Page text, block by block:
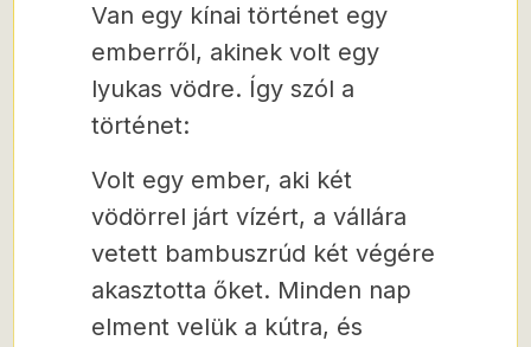
Van egy kínai történet egy
emberről, akinek volt egy
lyukas vödre. Így szól a
történet:
Volt egy ember, aki két
vödörrel járt vízért, a vállára
vetett bambuszrúd két végére
akasztotta őket. Minden nap
elment velük a kútra, és